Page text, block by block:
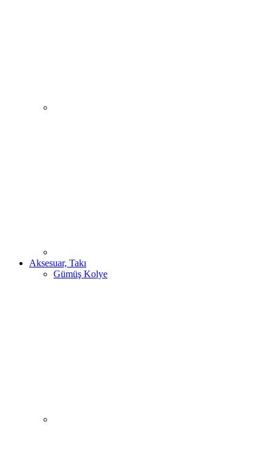
Aksesuar, Takı
Gümüş Kolye